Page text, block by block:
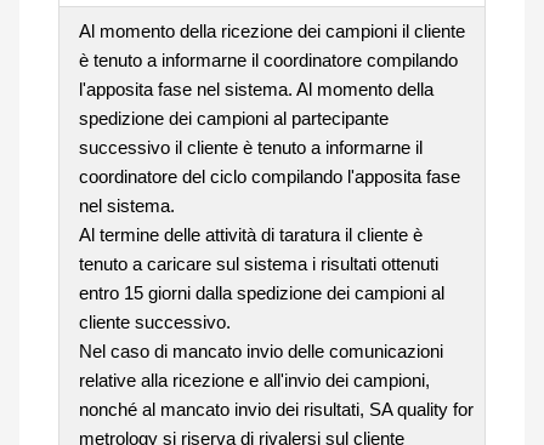
Al momento della ricezione dei campioni il cliente
è tenuto a informarne il coordinatore compilando
l'apposita fase nel sistema. Al momento della
spedizione dei campioni al partecipante
successivo il cliente è tenuto a informarne il
coordinatore del ciclo compilando l'apposita fase
nel sistema.
Al termine delle attività di taratura il cliente è
tenuto a caricare sul sistema i risultati ottenuti
entro 15 giorni dalla spedizione dei campioni al
cliente successivo.
Nel caso di mancato invio delle comunicazioni
relative alla ricezione e all'invio dei campioni,
nonché al mancato invio dei risultati, SA quality for
metrology si riserva di rivalersi sul cliente